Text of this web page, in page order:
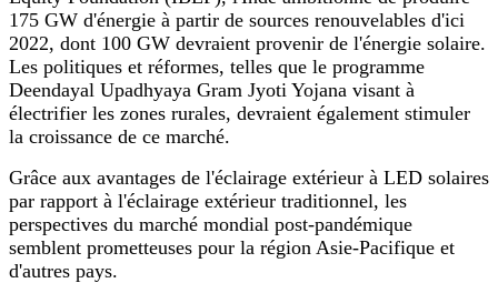
175 GW d'énergie à partir de sources renouvelables d'ici
2022, dont 100 GW devraient provenir de l'énergie solaire.
Les politiques et réformes, telles que le programme
Deendayal Upadhyaya Gram Jyoti Yojana visant à
électrifier les zones rurales, devraient également stimuler
la croissance de ce marché.
Grâce aux avantages de l'éclairage extérieur à LED solaires
par rapport à l'éclairage extérieur traditionnel, les
perspectives du marché mondial post-pandémique
semblent prometteuses pour la région Asie-Pacifique et
d'autres pays.